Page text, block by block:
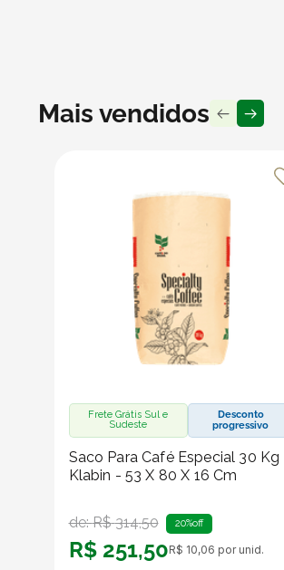
Frete Grátis Sul e
Sudeste
Desconto
progressivo
Saco Para Café Especial 30 Kg
Klabin - 53 X 80 X 16 Cm
de:R$ 314,50 20%off
R$ 251,50R$ 10,06 por unid.
Mais vendidos